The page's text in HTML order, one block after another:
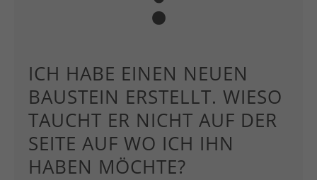
ICH HABE EINEN NEUEN
BAUSTEIN ERSTELLT. WIESO
TAUCHT ER NICHT AUF DER
SEITE AUF WO ICH IHN
HABEN MÖCHTE?